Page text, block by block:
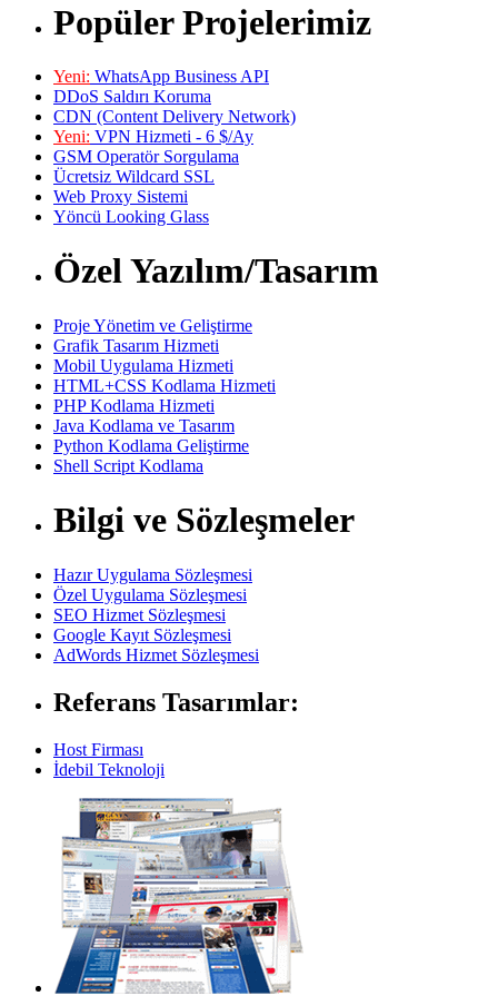
Popüler Projelerimiz
Yeni: WhatsApp Business API
DDoS Saldırı Koruma
CDN (Content Delivery Network)
Yeni: VPN Hizmeti - 6 $/Ay
GSM Operatör Sorgulama
Ücretsiz Wildcard SSL
Web Proxy Sistemi
Yöncü Looking Glass
Özel Yazılım/Tasarım
Proje Yönetim ve Geliştirme
Grafik Tasarım Hizmeti
Mobil Uygulama Hizmeti
HTML+CSS Kodlama Hizmeti
PHP Kodlama Hizmeti
Java Kodlama ve Tasarım
Python Kodlama Geliştirme
Shell Script Kodlama
Bilgi ve Sözleşmeler
Hazır Uygulama Sözleşmesi
Özel Uygulama Sözleşmesi
SEO Hizmet Sözleşmesi
Google Kayıt Sözleşmesi
AdWords Hizmet Sözleşmesi
Referans Tasarımlar:
Host Firması
İdebil Teknoloji